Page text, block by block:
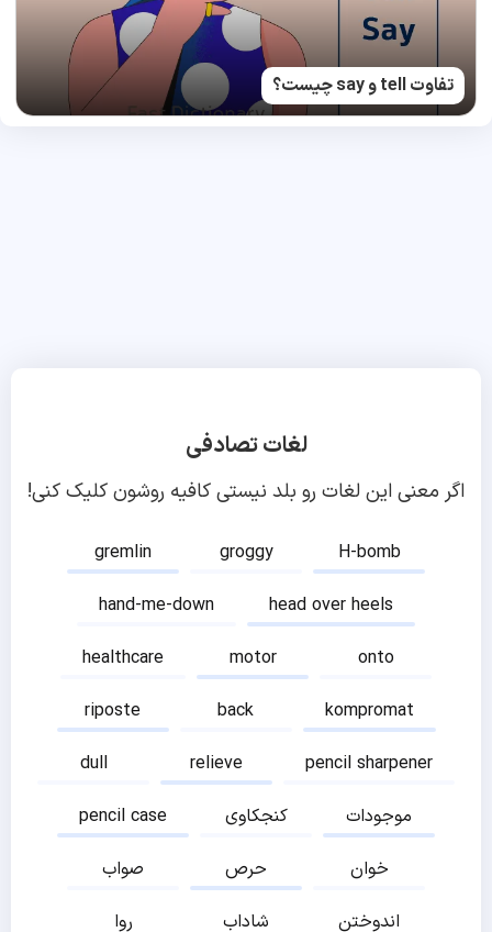
تفاوت tell و say چیست؟
لغات تصادفی
اگر معنی این لغات رو بلد نیستی کافیه روشون کلیک کنی!
gremlin groggy
H-bomb
hand-me-down
head over heels
healthcare
motor
onto
riposte
back
kompromat
dull
relieve
pencil sharpener
pencil case
کنجکاوی
موجودات
صواب
حرص
خوان
روا
شاداب
اندوختن